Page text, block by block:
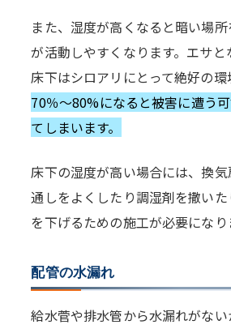
また、湿度が高くなると暗い場
が活動しやすくなります。エサ
床下はシロアリにとって絶好の環
70％〜80%になると被害に遭う
てしまいます。
床下の湿度が高い場合には、換
通しをよくしたり調湿剤を撒い
を下げるための施工が必要になり
配管の水漏れ
給水菅や排水管から水漏れがな